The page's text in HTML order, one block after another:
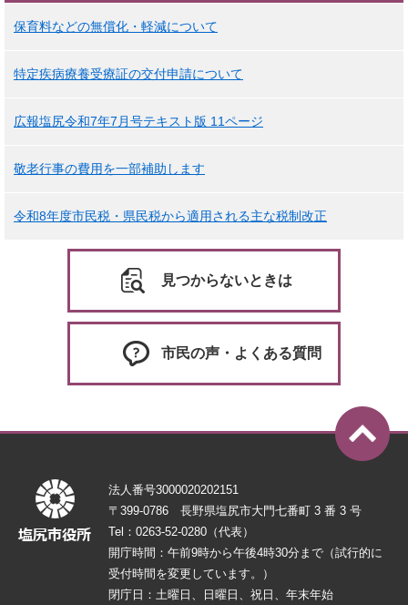
保育料などの無償化・軽減について
特定疾病療養受療証の交付申請について
広報塩尻令和7年7月号テキスト版 11ページ
敬老行事の費用を一部補助します
令和8年度市民税・県民税から適用される主な税制改正
見つからないときは
市民の声・よくある質問
法人番号3000020202151
〒399-0786 長野県塩尻市大門七番町 3 番 3 号
Tel：0263-52-0280（代表）
開庁時間：午前9時から午後4時30分まで（試行的に
受付時間を変更しています。）
閉庁日：土曜日、日曜日、祝日、年末年始